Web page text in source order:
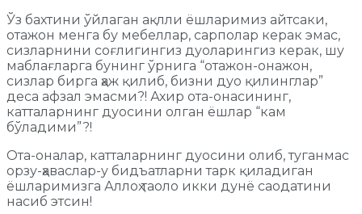
Ўз бахтини ўйлаган ақлли ёшларимиз айтсаки,
отажон менга бу мебеллар, сарполар керак эмас,
сизларнини соғлигингиз дуоларингиз керак, шу
маблағларга бунинг ўрнига “отажон-онажон,
сизлар бирга ҳаж қилиб, бизни дуо қилинглар”
деса афзал эмасми?! Ахир ота-онасининг,
катталарнинг дуосини олган ёшлар “кам
бўладими”?!
Ота-оналар, катталарнинг дуосини олиб, туганмас
орзу-ҳаваслар-у бидъатларни тарк қиладиган
ёшларимизга Аллоҳ таоло икки дунё саодатини
насиб этсин!